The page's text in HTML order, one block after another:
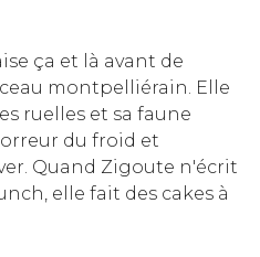
ça et là avant de
montpelliérain. Elle
ruelles et sa faune
du froid et
Quand Zigoute n'écrit
elle fait des cakes à